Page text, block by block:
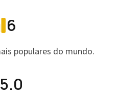
6
populares do mundo.
5.0